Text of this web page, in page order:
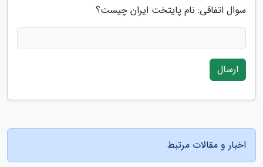
سوال اتفاقی: نام پایتخت ایران چیست؟
ارسال
اخبار و مقالات مرتبط